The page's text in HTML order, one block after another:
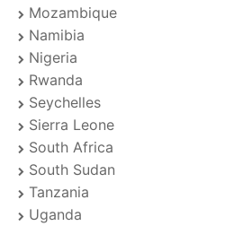
Mozambique
Namibia
Nigeria
Rwanda
Seychelles
Sierra Leone
South Africa
South Sudan
Tanzania
Uganda